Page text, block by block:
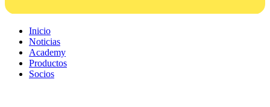
Inicio
Noticias
Academy
Productos
Socios